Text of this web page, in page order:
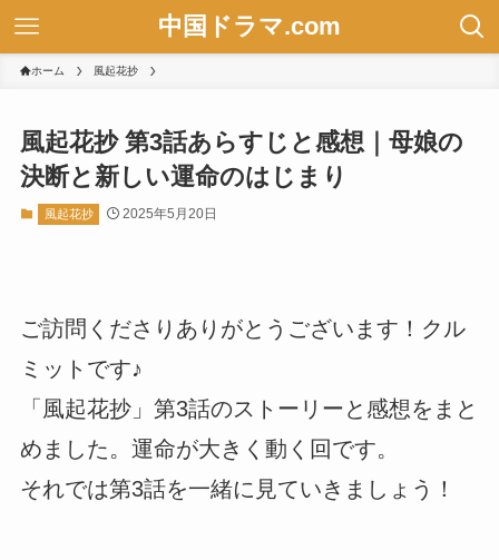
中国ドラマ.com
ホーム 風起花抄
風起花抄 第3話あらすじと感想｜母娘の
決断と新しい運命のはじまり
風起花抄 2025年5月20日
ご訪問くださりありがとうございます！クル
ミットです♪
「風起花抄」第3話のストーリーと感想をまと
めました。運命が大きく動く回です。
それでは第3話を一緒に見ていきましょう！